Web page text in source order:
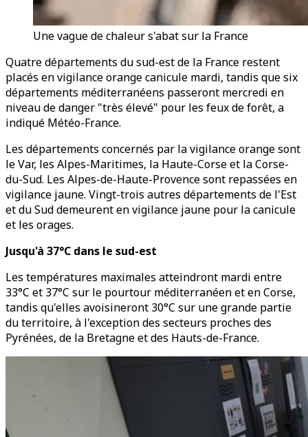
Une vague de chaleur s'abat sur la France
Quatre départements du sud-est de la France restent
placés en vigilance orange canicule mardi, tandis que six
départements méditerranéens passeront mercredi en
niveau de danger "très élevé" pour les feux de forêt, a
indiqué Météo-France.
Les départements concernés par la vigilance orange sont
le Var, les Alpes-Maritimes, la Haute-Corse et la Corse-
du-Sud. Les Alpes-de-Haute-Provence sont repassées en
vigilance jaune. Vingt-trois autres départements de l'Est
et du Sud demeurent en vigilance jaune pour la canicule
et les orages.
Jusqu'à 37°C dans le sud-est
Les températures maximales atteindront mardi entre
33°C et 37°C sur le pourtour méditerranéen et en Corse,
tandis qu'elles avoisineront 30°C sur une grande partie
du territoire, à l'exception des secteurs proches des
Pyrénées, de la Bretagne et des Hauts-de-France.